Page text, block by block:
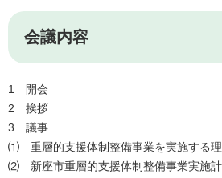
会議内容
1 開会
2 挨拶
3 議事
⑴ 重層的支援体制整備事業を実施する理
⑵ 新座市重層的支援体制整備事業実施計